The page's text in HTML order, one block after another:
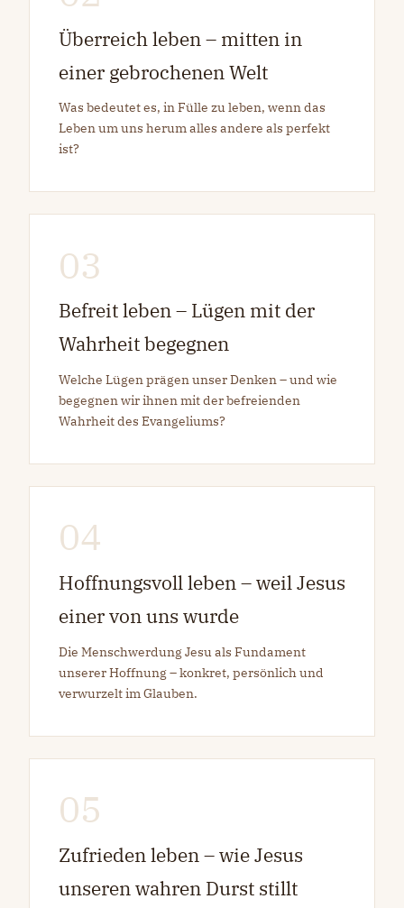
Überreich leben – mitten in
einer gebrochenen Welt
Was bedeutet es, in Fülle zu leben, wenn das
Leben um uns herum alles andere als perfekt
ist?
03
Befreit leben – Lügen mit der
Wahrheit begegnen
Welche Lügen prägen unser Denken – und wie
begegnen wir ihnen mit der befreienden
Wahrheit des Evangeliums?
04
Hoffnungsvoll leben – weil Jesus
einer von uns wurde
Die Menschwerdung Jesu als Fundament
unserer Hoffnung – konkret, persönlich und
verwurzelt im Glauben.
05
Zufrieden leben – wie Jesus
unseren wahren Durst stillt